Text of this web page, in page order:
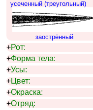
усеченный (треугольный)
заострённый
+Рот:
+Форма тела:
+Усы:
+Цвет:
+Окраска:
+Отряд: